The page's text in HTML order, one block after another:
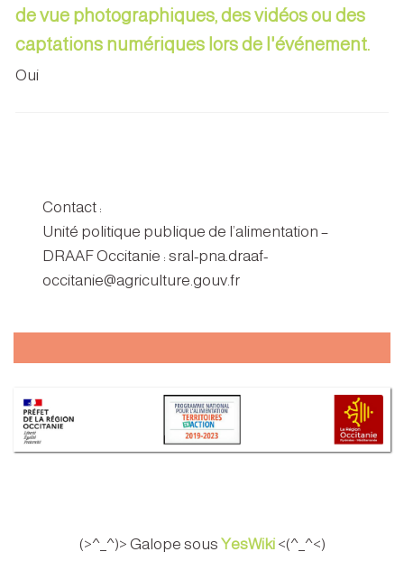
de vue photographiques, des vidéos ou des
captations numériques lors de l'événement.
Oui
Contact :
Unité politique publique de l’alimentation –
DRAAF Occitanie : sral-pna.draaf-
occitanie@agriculture.gouv.fr
(>^_^)> Galope sous YesWiki<(^_^<)